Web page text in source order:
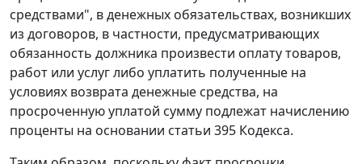
средствами", в денежных обязательствах, возникших
из договоров, в частности, предусматривающих
обязанность должника произвести оплату товаров,
работ или услуг либо уплатить полученные на
условиях возврата денежные средства, на
просроченную уплатой сумму подлежат начислению
проценты на основании статьи 395 Кодекса.